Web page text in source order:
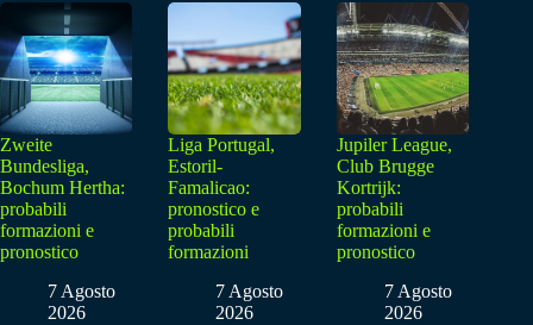
Zweite
Bundesliga,
Bochum Hertha:
probabili
formazioni e
pronostico
7 Agosto
2026
Liga Portugal,
Estoril-
Famalicao:
pronostico e
probabili
formazioni
7 Agosto
2026
Jupiler League,
Club Brugge
Kortrijk:
probabili
formazioni e
pronostico
7 Agosto
2026